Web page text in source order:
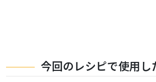
今回のレシピで使用し